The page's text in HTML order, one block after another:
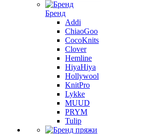
Бренд
Addi
ChiaoGoo
CocoKnits
Clover
Hemline
HiyaHiya
Hollywool
KnitPro
Lykke
MUUD
PRYM
Tulip